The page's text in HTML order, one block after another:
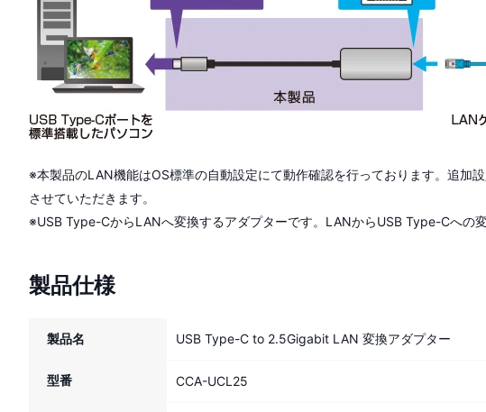
※本製品のLAN機能はOS標準の自動設定にて動作確認を行っております。追加
させていただきます。
※USB Type-CからLANへ変換するアダプターです。LANからUSB Type-Cへの変
製品仕様
製品名 USB Type-C to 2.5Gigabit LAN 変換アダプター
型番 CCA-UCL25